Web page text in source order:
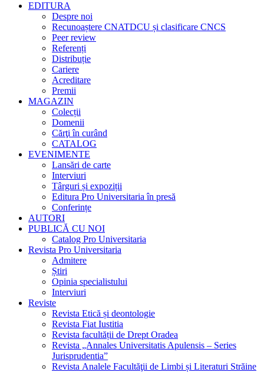
EDITURA
Despre noi
Recunoaștere CNATDCU și clasificare CNCS
Peer review
Referenți
Distribuție
Cariere
Acreditare
Premii
MAGAZIN
Colecții
Domenii
Cărţi în curând
CATALOG
EVENIMENTE
Lansări de carte
Interviuri
Târguri și expoziții
Editura Pro Universitaria în presă
Conferințe
AUTORI
PUBLICĂ CU NOI
Catalog Pro Universitaria
Revista Pro Universitaria
Admitere
Știri
Opinia specialistului
Interviuri
Reviste
Revista Etică și deontologie
Revista Fiat Iustitia
Revista facultății de Drept Oradea
Revista „Annales Universitatis Apulensis – Series
Jurisprudentia”
Revista Analele Facultăţii de Limbi și Literaturi Străine